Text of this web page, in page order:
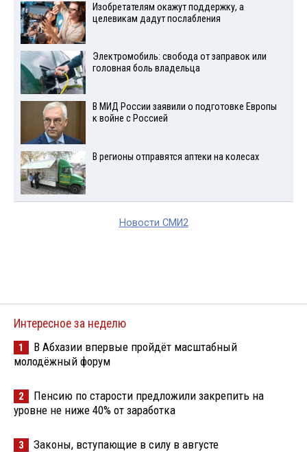
Изобретателям окажут поддержку, а
целевикам дадут послабления
Электромобиль: свобода от заправок или
головная боль владельца
В МИД России заявили о подготовке Европы
к войне с Россией
В регионы отправятся аптеки на колесах
Новости СМИ2
Интересное за неделю
1
В Абхазии впервые пройдёт масштабный
молодёжный форум
2
Пенсию по старости предложили закрепить на
уровне не ниже 40% от заработка
3 Законы, вступающие в силу в августе